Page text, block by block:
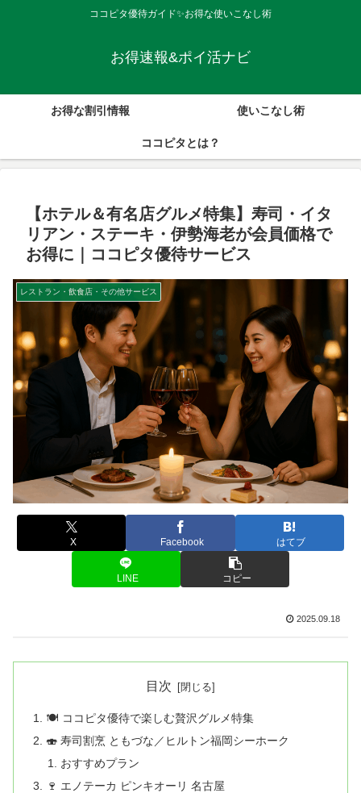
ココピタ優待ガイド✨お得な使いこなし術
お得速報&ポイ活ナビ
お得な割引情報 使いこなし術
ココピタとは？
【ホテル＆有名店グルメ特集】寿司・イタ
リアン・ステーキ・伊勢海老が会員価格で
お得に｜ココピタ優待サービス
レストラン・飲食店・その他サービス
X Facebook はてブ
LINE コピー
2025.09.18
目次
🍽️ ココピタ優待で楽しむ贅沢グルメ特集
🍣 寿司割烹 ともづな／ヒルトン福岡シーホーク
おすすめプラン
🍷 エノテーカ ピンキオーリ 名古屋